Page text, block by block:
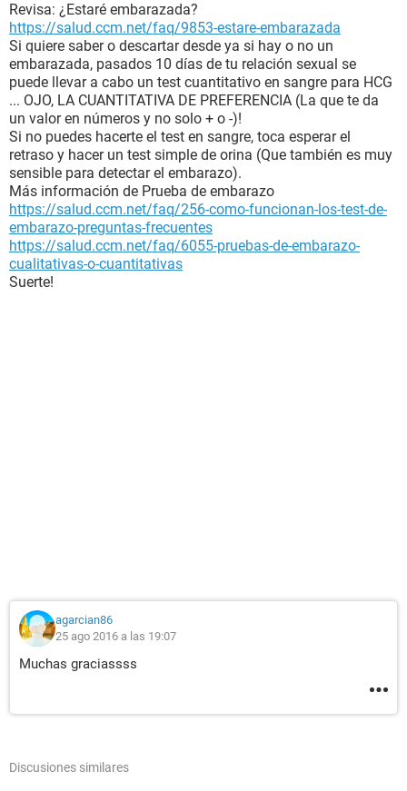
Revisa: ¿Estaré embarazada?
https://salud.ccm.net/faq/9853-estare-embarazada
Si quiere saber o descartar desde ya si hay o no un
embarazada, pasados 10 días de tu relación sexual se
puede llevar a cabo un test cuantitativo en sangre para HCG
... OJO, LA CUANTITATIVA DE PREFERENCIA (La que te da
un valor en números y no solo + o -)!
Si no puedes hacerte el test en sangre, toca esperar el
retraso y hacer un test simple de orina (Que también es muy
sensible para detectar el embarazo).
Más información de Prueba de embarazo
https://salud.ccm.net/faq/256-como-funcionan-los-test-de-
embarazo-preguntas-frecuentes
https://salud.ccm.net/faq/6055-pruebas-de-embarazo-
cualitativas-o-cuantitativas
Suerte!
agarcian86
25 ago 2016 a las 19:07
Muchas graciassss
Discusiones similares